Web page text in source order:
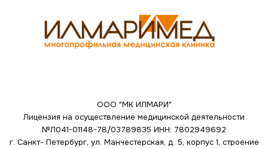
ООО "МК ИЛМАРИ"
Лицензия на осуществление медицинской деятельности
№Л041-01148-78/03789835 ИНН: 7802949692
г. Санкт- Петербург, ул. Манчестерская, д. 5, корпус 1, строение